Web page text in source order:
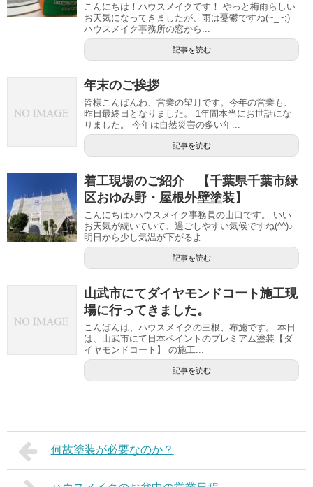
こんにちは！ハウスメイクです！ やっと梅雨らしい
お天気になってきましたが、雨は憂鬱ですね(~_~;)
ハウスメイク事務所の窓から...
記事を読む
年末のご挨拶
皆様こんばんわ、営業の望月です。今年の営業も、
昨日最終日となりました。 1年間本当にお世話にな
りました。 今年は自然災害の多い年...
記事を読む
着工現場のご紹介 【千葉県千葉市緑
区おゆみ野・屋根外壁塗装】
こんにちは♪ハウスメイク事務員の山口です。 いい
お天気が続いていて、過ごしやすい気候ですね(^^)♪
明日から少し気温が下がるよ...
記事を読む
山武市にてダイヤモンドコート施工現
場に行ってきました。
こんばんは、ハウスメイクの三根、布施です。 本日
は、山武市にて日本ペイントのプレミアム塗装【ダ
イヤモンドコート】 の施工...
記事を読む
何故塗装が必要なのか？